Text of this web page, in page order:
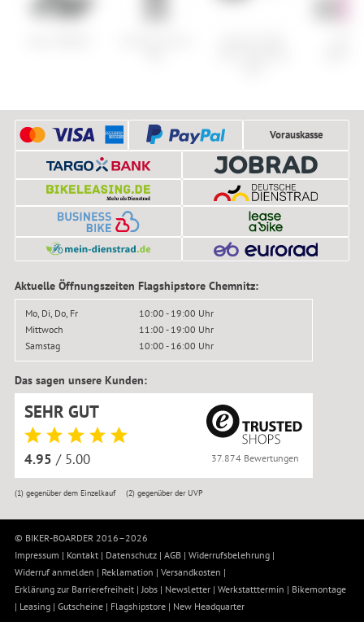
Vorauskasse
Aktuelle Öffnungszeiten Flagshipstore Chemnitz:
Mo, Di, Do, Fr
10:00 - 19:00 Uhr
Mittwoch
11:00 - 19:00 Uhr
Samstag
10:00 - 16:00 Uhr
Das sagen unsere Kunden:
SEHR GUT
4.95 / 5.00 37.874 Bewertungen
(1)gegenüber dem Einzelkauf (2) gegenüber der UVP
© BIKER-BOARDER 2016–2026
Impressum | Kontakt | Datenschutz | AGB | Widerrufsbelehrung |
Widerruf anmelden | Reklamation | Versandkosten |
Erklärung zur Barrierefreiheit |Jobs | Newsletter | Werkstatttermin | Bikemontage
| Leasing | Gutscheine | Flagshipstore | New Headquarter